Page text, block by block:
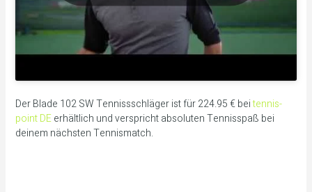
Der Blade 102 SW Tennissschläger ist für 224.95 € beitennis-
point DEerhältlich und verspricht absoluten Tennisspaß bei
deinem nächsten Tennismatch.